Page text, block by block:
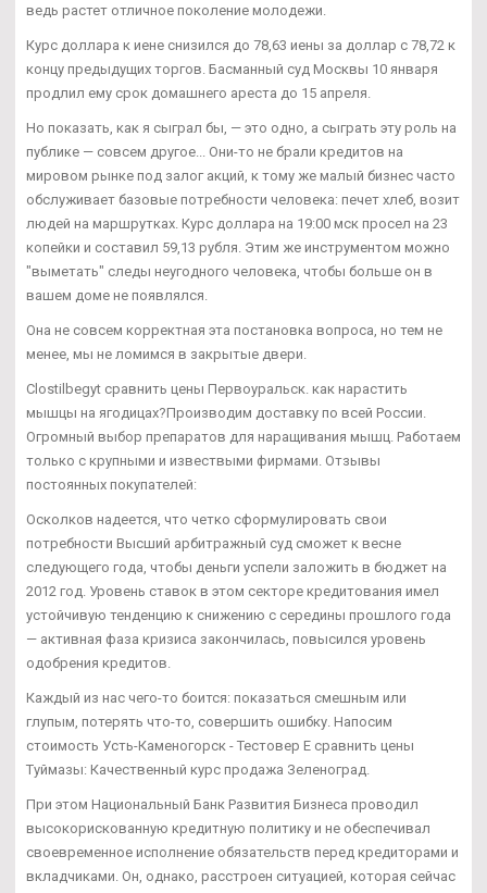
ведь растет отличное поколение молодежи.
Курс доллара к иене снизился до 78,63 иены за доллар с 78,72 к
концу предыдущих торгов. Басманный суд Москвы 10 января
продлил ему срок домашнего ареста до 15 апреля.
Но показать, как я сыграл бы, — это одно, а сыграть эту роль на
публике — совсем другое... Они-то не брали кредитов на
мировом рынке под залог акций, к тому же малый бизнес часто
обслуживает базовые потребности человека: печет хлеб, возит
людей на маршрутках. Курс доллара на 19:00 мск просел на 23
копейки и составил 59,13 рубля. Этим же инструментом можно
"выметать" следы неугодного человека, чтобы больше он в
вашем доме не появлялся.
Она не совсем корректная эта постановка вопроса, но тем не
менее, мы не ломимся в закрытые двери.
Clostilbegyt сравнить цены Первоуральск. как нарастить
мышцы на ягодицах?Производим доставку по всей России.
Огромный выбор препаратов для наращивания мышц. Работаем
только с крупными и извествыми фирмами. Отзывы
постоянных покупателей:
Осколков надеется, что четко сформулировать свои
потребности Высший арбитражный суд сможет к весне
следующего года, чтобы деньги успели заложить в бюджет на
2012 год. Уровень ставок в этом секторе кредитования имел
устойчивую тенденцию к снижению с середины прошлого года
— активная фаза кризиса закончилась, повысился уровень
одобрения кредитов.
Каждый из нас чего-то боится: показаться смешным или
глупым, потерять что-то, совершить ошибку. Напосим
стоимость Усть-Каменогорск - Тестовер Е сравнить цены
Туймазы: Качественный курс продажа Зеленоград.
При этом Национальный Банк Развития Бизнеса проводил
высокорискованную кредитную политику и не обеспечивал
своевременное исполнение обязательств перед кредиторами и
вкладчиками. Он, однако, расстроен ситуацией, которая сейчас